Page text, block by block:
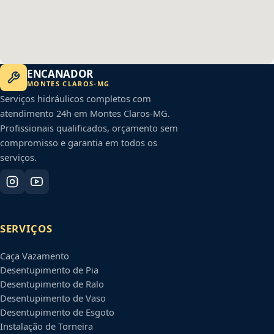
ENCANADOR
MONTES CLAROS- MG
Serviços hidráulicos completos com
atendimento 24h em Montes Claros-MG.
Profissionais qualificados, orçamento sem
compromisso e garantia em todos os
serviços.
SERVIÇOS
Caça Vazamento
Desentupimento de Pia
Desentupimento de Ralo
Desentupimento de Vaso
Desentupimento de Esgoto
Instalação de Torneira